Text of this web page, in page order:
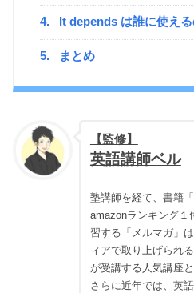
4. It depends は誰に使える
5. まとめ
【監修】
英語講師ベル
塾講師を経て、書籍
amazonランキング１
習する「メルマガ」
ィアで取り上げられ
が受講する人気講座と
さらに近年では、英